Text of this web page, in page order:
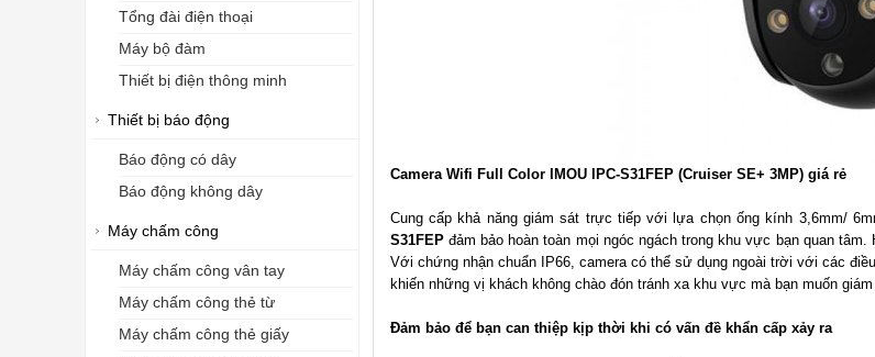
Tổng đài điện thoại
Máy bộ đàm
Thiết bị điện thông minh
Thiết bị báo động
Báo động có dây
Báo động không dây
Máy chấm công
Máy chấm công vân tay
Máy chấm công thẻ từ
Máy chấm công thẻ giấy
Camera Wifi Full Color IMOU IPC-S31FEP (Cruiser SE+ 3MP) giá rẻ
Cung cấp khả năng giám sát trực tiếp với lựa chọn ống kính 3,6mm/
S31FEPđảm bảo hoàn toàn mọi ngóc ngách trong khu vực bạn quan
Với chứng nhận chuẩn IP66, camera có thể sử dụng ngoài trời với các
khiến những vị khách không chào đón tránh xa khu vực mà bạn muốn
Đảm bảo để bạn can thiệp kịp thời khi có vấn đề khẩn cấp xảy ra